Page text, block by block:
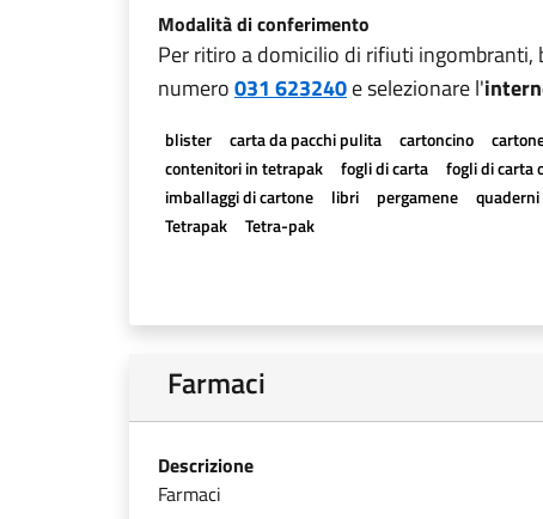
Modalità di conferimento
Per ritiro a domicilio di rifiuti
numero031 623240e selezionare l'
blister carta da pacchi pulita cartoncino
contenitori in tetrapak
fogli di carta fogli di carta
imballaggi di cartone
libri pergamene quaderni
Tetrapak
Tetra-pak
Farmaci
Descrizione
Farmaci